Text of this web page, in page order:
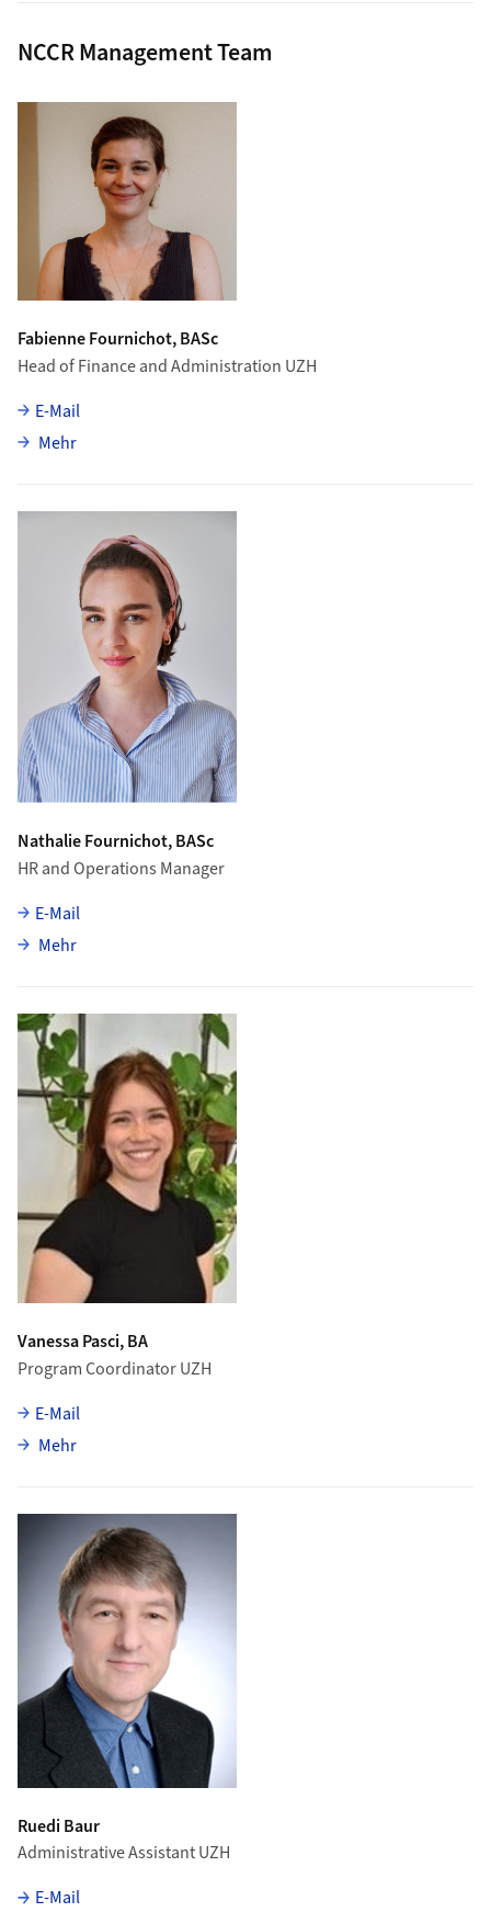
NCCR Management Team
Fabienne Fournichot, BASc
Head of Finance and Administration UZH
E-Mail
Mehrüber Fabienne Fournichot
Nathalie Fournichot, BASc
HR and Operations Manager
E-Mail
Mehrüber Nathalie Fournichot
Vanessa Pasci, BA
Program Coordinator UZH
E-Mail
Mehrüber Vanessa Pasci
Ruedi Baur
Administrative Assistant UZH
E-Mail